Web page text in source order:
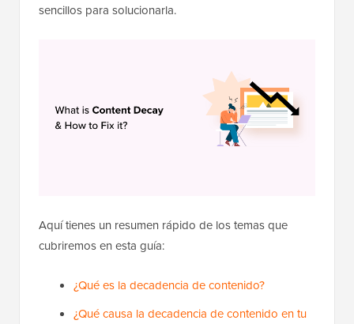
sencillos para solucionarla.
Aquí tienes un resumen rápido de los temas que
cubriremos en esta guía:
¿Qué es la decadencia de contenido?
¿Qué causa la decadencia de contenido en tu